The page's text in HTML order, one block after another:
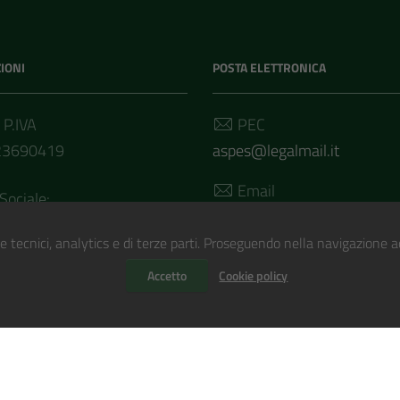
tecnici, analytics e di terze parti. Proseguendo nella navigazione
Accetto Cookie policy
POSTA ELETTRONICA
PEC
aspes@legalmail.it
Email
con WordPress |Tema grafico ItaliaWP2 | Basato sul